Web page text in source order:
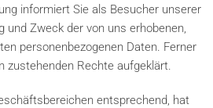
informiert Sie als Besucher unserer
und Zweck der von uns erhobenen,
personenbezogenen Daten. Ferner
zustehenden Rechte aufgeklärt.
entsprechend, hat